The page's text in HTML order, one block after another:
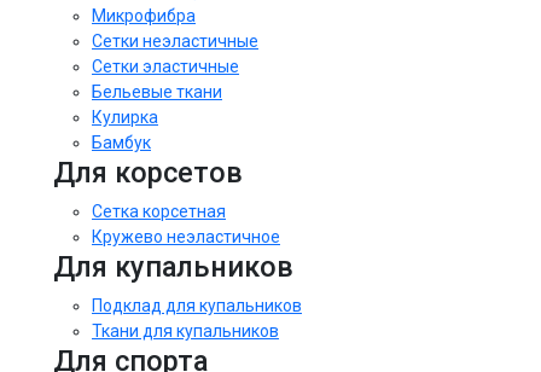
Микрофибра
Сетки неэластичные
Сетки эластичные
Бельевые ткани
Кулирка
Бамбук
Для корсетов
Сетка корсетная
Кружево неэластичное
Для купальников
Подклад для купальников
Ткани для купальников
Для спорта